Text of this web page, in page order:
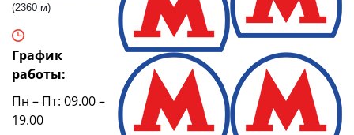
(2360 м)
График
работы:
Пн – Пт: 09.00 –
19.00